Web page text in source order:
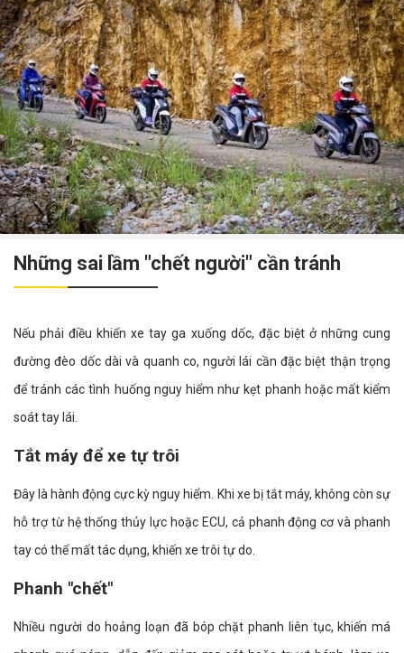
Những sai lầm "chết người" cần tránh
Nếu phải điều khiển xe tay ga xuống dốc, đặc biệt ở những cung
đường đèo dốc dài và quanh co, người lái cần đặc biệt thận trọng
để tránh các tình huống nguy hiểm như kẹt phanh hoặc mất kiểm
soát tay lái.
Tắt máy để xe tự trôi
Đây là hành động cực kỳ nguy hiểm. Khi xe bị tắt máy, không còn sự
hỗ trợ từ hệ thống thủy lực hoặc ECU, cả phanh động cơ và phanh
tay có thể mất tác dụng, khiến xe trôi tự do.
Phanh "chết"
Nhiều người do hoảng loạn đã bóp chặt phanh liên tục, khiến má